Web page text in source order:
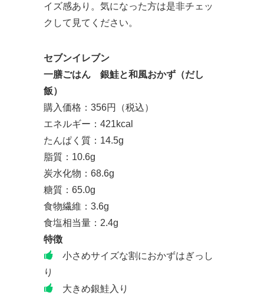
イズ感あり。気になった方は是非チェッ
クして見てください。
セブンイレブン
一膳ごはん 銀鮭と和風おかず（だし
飯）
購入価格：356円（税込）
エネルギー：421kcal
たんぱく質：14.5g
脂質：10.6g
炭水化物：68.6g
糖質：65.0g
食物繊維：3.6g
食塩相当量：2.4g
特徴
小さめサイズな割におかずはぎっし
り
大きめ銀鮭入り